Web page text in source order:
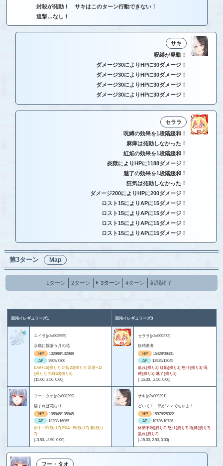
封殺が発動！ サキはこのターン行動できない！
追撃…なし！
サキ
呪縛が発動！
ダメージ30によりHPに30ダメージ！
ダメージ30によりHPに30ダメージ！
ダメージ30によりHPに30ダメージ！
ダメージ30によりHPに30ダメージ！
セララ
呪縛の効果を1段階緩和！
麻痺は発動しなかった！
紅焔の効果を1段階緩和！
炎獄によりHPに1188ダメージ！
魅了の効果を1段階緩和！
狂気は発動しなかった！
ダメージ200によりHPに200ダメージ！
ロスト15によりAPに15ダメージ！
ロスト15によりAPに15ダメージ！
ロスト15によりAPに15ダメージ！
ロスト15によりAPに15ダメージ！
第3ターン Map
1ターン 2ターン 3ターン 4ターン 戦闘終了
混沌イレギュラーズ1 混沌イレギュラーズ3
エイラ(p3x008595)
水底に揺蕩う月の花
HP
132988/132988
AP
3909/7300
EXA+15(残り7) 封殺20(残り7) 回避+12
(残り7) 光輝50(残り8)
(15.00, 2.50, 0.00)
セララ(p3x000273)
妖精勇者
HP
15428/39401
AP
12925/13045
乱れ(残り2) 紅焔(残り2) 怒り(残り3) 呪
縛(残り3) 魅了(残り3)
(-15.00, -2.50, 0.00)
フー・タオ(p3x008299)
秘すれば花なり
HP
105845/105845
AP
13298/16065
命中+30(残り7) EXA+15(残り7) 棘(残り
7)
(-3.50, -2.50, 0.00)
サキ(p3x009291)
どいて！ 私がママでちゅよ！
HP
15978/25322
AP
10736/10736
体勢不利(残り2) 怒り(残り7) 呪縛(残り7)
乱れ(残り3)
(-15.00, 2.50, 0.00)
フー・タオ